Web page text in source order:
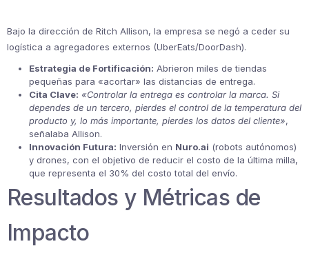
Bajo la dirección de Ritch Allison, la empresa se negó a ceder su
logística a agregadores externos (UberEats/DoorDash).
Estrategia de Fortificación: Abrieron miles de tiendas
pequeñas para «acortar» las distancias de entrega.
Cita Clave: «Controlar la entrega es controlar la marca. Si
dependes de un tercero, pierdes el control de la temperatura del
producto y, lo más importante, pierdes los datos del cliente»,
señalaba Allison.
Innovación Futura: Inversión en Nuro.ai (robots autónomos)
y drones, con el objetivo de reducir el costo de la última milla,
que representa el 30% del costo total del envío.
Resultados y Métricas de
Impacto